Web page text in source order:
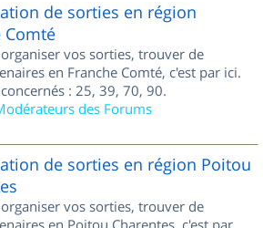
de sorties en région
Comté
vos sorties, trouver de
en Franche Comté, c'est par ici.
: 25, 39, 70, 90.
des Forums
de sorties en région Poitou
vos sorties, trouver de
en Poitou Charentes, c'est par